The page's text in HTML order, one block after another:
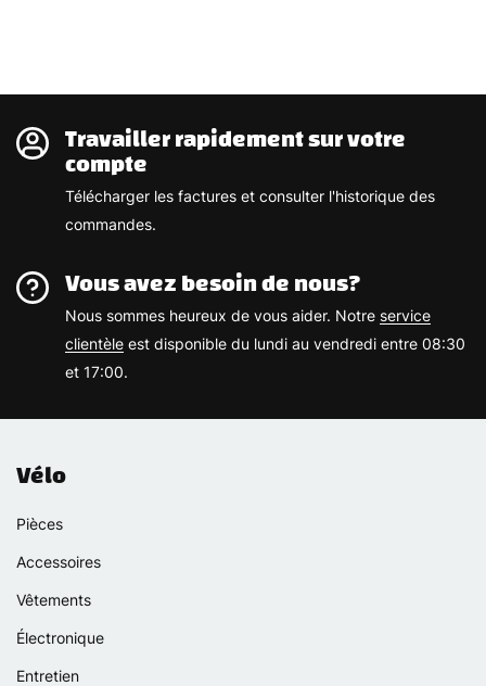
Travailler rapidement sur votre
compte
Télécharger les factures et consulter l'historique des
commandes.
Vous avez besoin de nous?
Nous sommes heureux de vous aider. Notre service
clientèle est disponible du lundi au vendredi entre 08:30
et 17:00.
Vélo
Pièces
Accessoires
Vêtements
Électronique
Entretien